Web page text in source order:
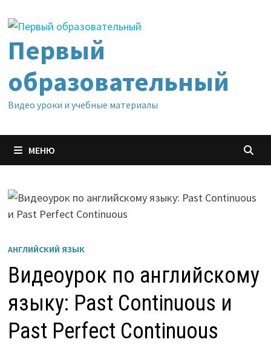
содержимому
Первый
образовательный
Видео уроки и учебные материалы
МЕНЮ
АНГЛИЙСКИЙ ЯЗЫК
Видеоурок по английскому
языку: Past Continuous и
Past Perfect Continuous